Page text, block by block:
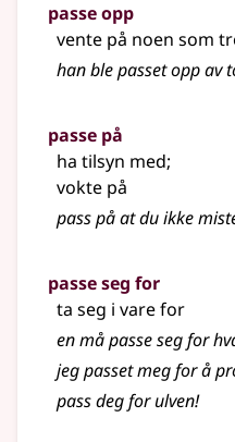
passe opp
vente på noen som
han ble passet opp av
passe på
ha tilsyn med;
vokte på
pass på at du ikke
passe seg for
ta seg i vare for
en må passe seg for
jeg passet meg for å
pass deg for ulven!